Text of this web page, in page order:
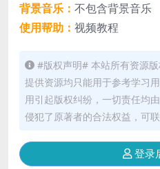
背景音乐： 不包含背景音乐
使用帮助： 视频教程
#版权声明# 本站所有资源
提供资源均只能用于参考学习
用引起版权纠纷，一切责任均
侵犯了原著者的合法权益，可
登录